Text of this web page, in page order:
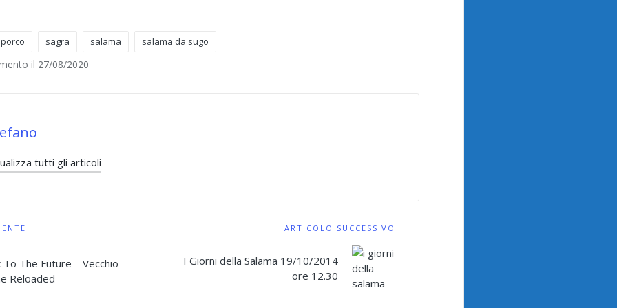
porco sagra salama salama da sugo
il 27/08/2020
tutti gli articoli
To The Future – Vecchio
Reloaded
ARTICOLO SUCCESSIVO
I Giorni della Salama 19/10/2014
ore 12.30